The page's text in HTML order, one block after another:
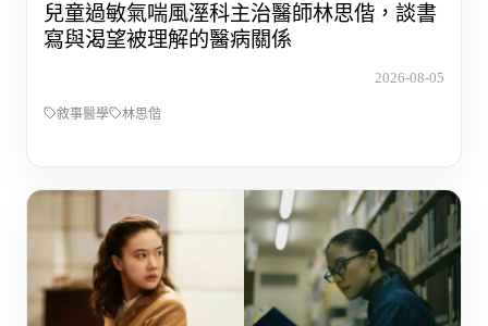
兒童過敏氣喘風溼科主治醫師林思偕，談書
寫與渴望被理解的醫病關係
2026-08-05
敘事醫學 林思偕